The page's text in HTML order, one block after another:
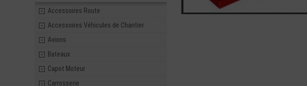
Accessoires Route
Accessoires Véhicules de Chantier
Avions
Bateaux
Capot Moteur
Carrosserie